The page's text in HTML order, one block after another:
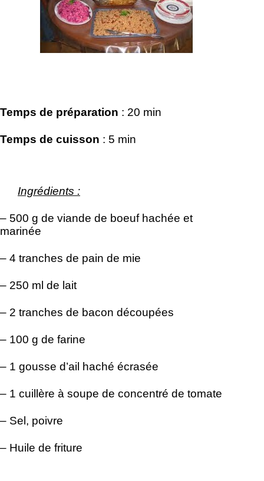
Temps de préparation : 20 min
Temps de cuisson : 5 min
Ingrédients :
– 500 g de viande de boeuf hachée et
marinée
– 4 tranches de pain de mie
– 250 ml de lait
– 2 tranches de bacon découpées
– 100 g de farine
– 1 gousse d’ail haché écrasée
– 1 cuillère à soupe de concentré de tomate
– Sel, poivre
– Huile de friture